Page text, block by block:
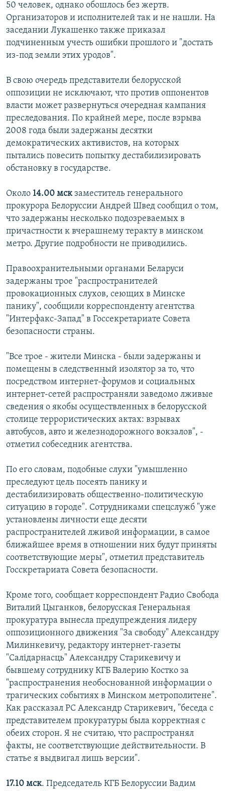
50 человек, однако обошлось без жертв.
Организаторов и исполнителей так и не нашли. На
заседании Лукашенко также приказал
подчиненным учесть ошибки прошлого и "достать
из-под земли этих уродов".
В свою очередь представители белорусской
оппозиции не исключают, что против оппонентов
власти может развернуться очередная кампания
преследования. По крайней мере, после взрыва
2008 года были задержаны десятки
демократических активистов, на которых
пытались повесить попытку дестабилизировать
обстановку в государстве.
Около 14.00 мскзаместитель генерального
прокурора Белоруссии Андрей Швед сообщил о том,
что задержаны несколько подозреваемых в
причастности к вчерашнему теракту в минском
метро. Другие подробности не приводились.
Правоохранительными органами Беларуси
задержаны трое "распространителей
провокационных слухов, сеющих в Минске
панику", сообщили корреспонденту агентства
"Интерфакс-Запад" в Госсекретариате Совета
безопасности страны.
"Все трое - жители Минска - были задержаны и
помещены в следственный изолятор за то, что
посредством интернет-форумов и социальных
интернет-сетей распространяли заведомо лживые
сведения о якобы осуществленных в белорусской
столице террористических актах: взрывах
автобусов, авто и железнодорожного вокзалов", -
отметил собеседник агентства.
По его словам, подобные слухи "умышленно
преследуют цель посеять панику и
дестабилизировать общественно-политическую
ситуацию в городе". Сотрудниками спецслужб "уже
установлены личности еще десяти
распространителей лживой информации, в самое
ближайшее время в отношении них будут приняты
соответствующие меры", отметил представитель
Госскретариата Совета безопасности.
Кроме того, сообщает корреспондент Радио Свобода
Виталий Цыганков, белорусская Генеральная
прокуратура вынесла предупреждения лидеру
оппозиционного движения "За свободу" Александру
Милинкевичу, редактору интернет-газеты
"Салідарнасць" Александру Старикевичу и
бывшему сотруднику КГБ Валерию Костко за
"распространения необоснованной информации о
трагических событиях в Минском метрополитене".
Как рассказал РС Александр Старикевич, "беседа с
представителем прокуратуры была корректная с
обеих сторон. Я не считаю, что распространял
факты, не соответствующие действительности. В
статье я выдвигал лишь версии".
17.10 мск. Председатель КГБ Белоруссии Вадим